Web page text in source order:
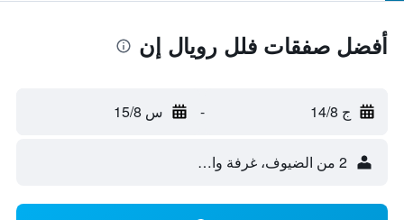
أفضل صفقات فلل رويال إن
ج 14/8 - س 15/8
2 من الضيوف، غرفة واحدة